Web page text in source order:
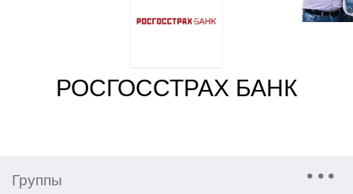
РОСГОССТРАХ БАНК
Группы